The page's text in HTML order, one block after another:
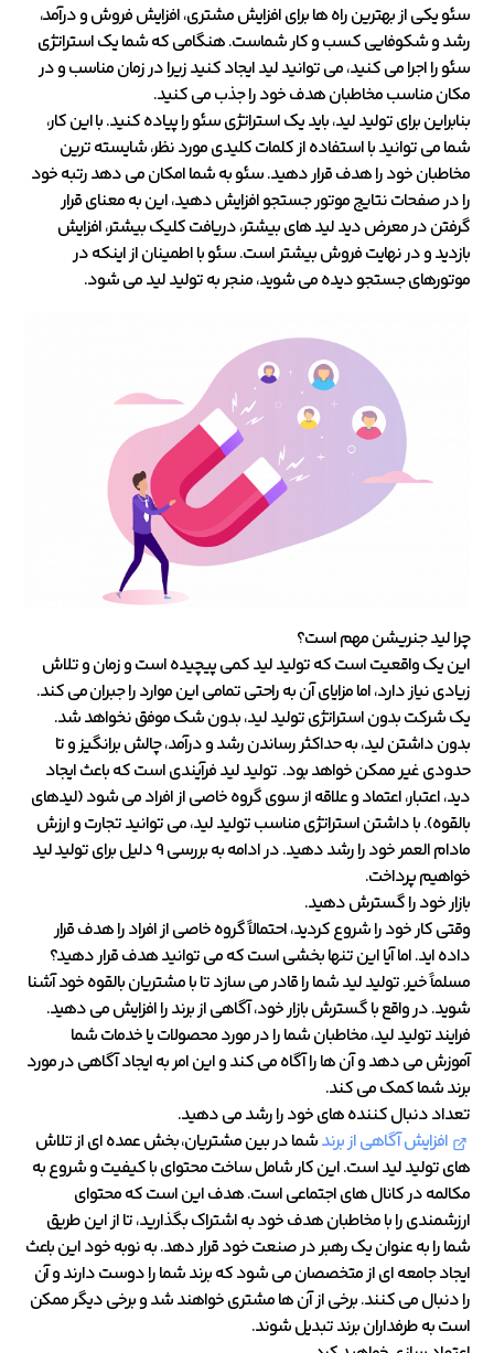
سئو یکی از بهترین راه ها برای افزایش مشتری، افزایش فروش و درآمد،
رشد و شکوفایی کسب و کار شماست. هنگامی که شما یک استراتژی
سئو را اجرا می کنید، می توانید لید ایجاد کنید زیرا در زمان مناسب و در
مکان مناسب مخاطبان هدف خود را جذب می کنید.
بنابراین برای تولید لید، باید یک استراتژی سئو را پیاده کنید. با این کار،
شما می توانید با استفاده از کلمات کلیدی مورد نظر، شایسته ترین
مخاطبان خود را هدف قرار دهید. سئو به شما امکان می دهد رتبه خود
را در صفحات نتایج موتور جستجو افزایش دهید، این به معنای قرار
گرفتن در معرض دید لید های بیشتر، دریافت کلیک بیشتر، افزایش
بازدید و در نهایت فروش بیشتر است. سئو با اطمینان از اینکه در
موتورهای جستجو دیده می شوید، منجر به تولید لید می شود.
چرا لید جنریشن مهم است؟
این یک واقعیت است که تولید لید کمی پیچیده است و زمان و تلاش
زیادی نیاز دارد، اما مزایای آن به راحتی تمامی این موارد را جبران می کند.
یک شرکت بدون استراتژی تولید لید، بدون شک موفق نخواهد شد.
بدون داشتن لید، به حداکثر رساندن رشد و درآمد، چالش برانگیز و تا
حدودی غیر ممکن خواهد بود. تولید لید فرآیندی است که باعث ایجاد
دید، اعتبار، اعتماد و علاقه از سوی گروه خاصی از افراد می شود (لیدهای
بالقوه). با داشتن استراتژی مناسب تولید لید، می توانید تجارت و ارزش
مادام العمر خود را رشد دهید. در ادامه به بررسی 9 دلیل برای تولید لید
خواهیم پرداخت.
بازار خود را گسترش دهید.
وقتی کار خود را شروع کردید، احتمالاً گروه خاصی از افراد را هدف قرار
داده اید. اما آیا این تنها بخشی است که می توانید هدف قرار دهید؟
مسلماً خیر. تولید لید شما را قادر می سازد تا با مشتریان بالقوه خود آشنا
شوید. در واقع با گسترش بازار خود، آگاهی از برند را افزایش می دهید.
فرایند تولید لید، مخاطبان شما را در مورد محصولات یا خدمات شما
آموزش می دهد و آن ها را آگاه می کند و این امر به ایجاد آگاهی در مورد
برند شما کمک می کند.
تعداد دنبال کننده های خود را رشد می دهید.
افزایش آگاهی از برندشما در بین مشتریان، بخش عمده ای از تلاش
های تولید لید است. این کار شامل ساخت محتوای با کیفیت و شروع به
مکالمه در کانال های اجتماعی است. هدف این است که محتوای
ارزشمندی را با مخاطبان هدف خود به اشتراک بگذارید، تا از این طریق
شما را به عنوان یک رهبر در صنعت خود قرار دهد. به نوبه خود این باعث
ایجاد جامعه ای از متخصصان می شود که برند شما را دوست دارند و آن
را دنبال می کنند. برخی از آن ها مشتری خواهند شد و برخی دیگر ممکن
است به طرفداران برند تبدیل شوند.